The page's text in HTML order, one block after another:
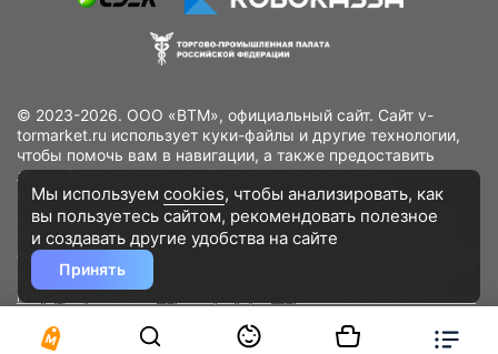
© 2023-2026. ООО «ВТМ», официальный сайт. Сайт v-
tormarket.ru использует куки-файлы и другие технологии,
чтобы помочь вам в навигации, а также предоставить
лучший пользовательский опыт, анализировать
использование наших продуктов и услуг, повысить
качество рекламных и маркетинговых активностей. Если
Вы не хотите, чтобы Ваши пользовательские данные
обрабатывались, пожалуйста, ограничьте их использование
в своём браузере.
конфиденциальности
Разработано DST Global
Мы используем cookies, чтобы анализировать, как
вы пользуетесь сайтом, рекомендовать полезное
и создавать другие удобства на сайте
Принять